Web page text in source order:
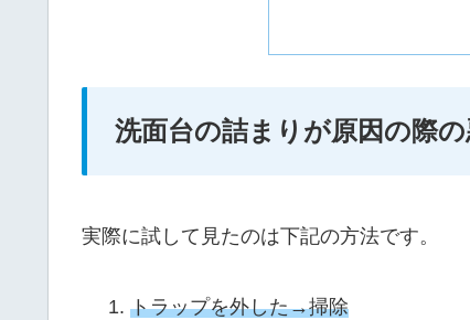
洗面台の詰まりが原因の際
実際に試して見たのは下記の方法です。
トラップを外した→掃除